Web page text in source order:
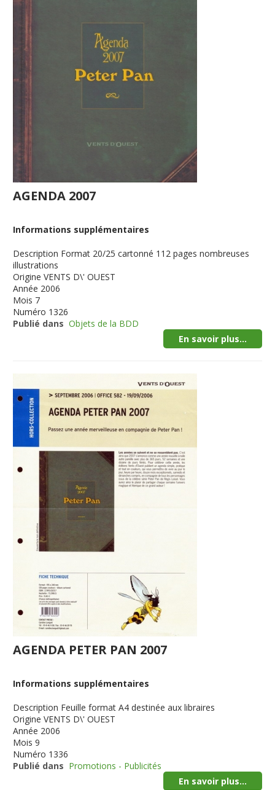
AGENDA 2007
Informations supplémentaires
Description Format 20/25 cartonné 112 pages nombreuses
illustrations
Origine VENTS D\' OUEST
Année 2006
Mois 7
Numéro 1326
Publié dans Objets de la BDD
En savoir plus...
AGENDA PETER PAN 2007
Informations supplémentaires
Description Feuille format A4 destinée aux libraires
Origine VENTS D\' OUEST
Année 2006
Mois 9
Numéro 1336
Publié dans Promotions - Publicités
En savoir plus...